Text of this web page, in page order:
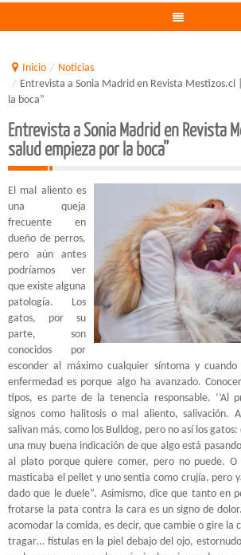
Inicio / Noticias
/ Entrevista a Sonia Madrid en Revista Mestizos.cl
la boca”
Entrevista a Sonia Madrid en Revista
salud empieza por la boca”
El mal aliento es
una queja
frecuente en
dueño de perros,
pero aún antes
podríamos ver
que existe alguna
patología. Los
gatos, por su
parte, son
conocidos por
esconder al máximo cualquier síntoma y
enfermedad es porque algo ha avanzado.
tipos, es parte de la tenencia responsable. ‘’Al
signos como halitosis o mal aliento, salivación.
salivan más, como los Bulldog, pero no así los
una muy buena indicación de que algo está
al plato porque quiere comer, pero no puede.
masticaba el pellet y uno sentía como crujía, pero
dado que le duele”. Asimismo, dice que tanto en
frotarse la pata contra la cara es un signo de
acomodar la comida, es decir, que cambie o gire la
tragar… fístulas en la piel debajo del ojo,